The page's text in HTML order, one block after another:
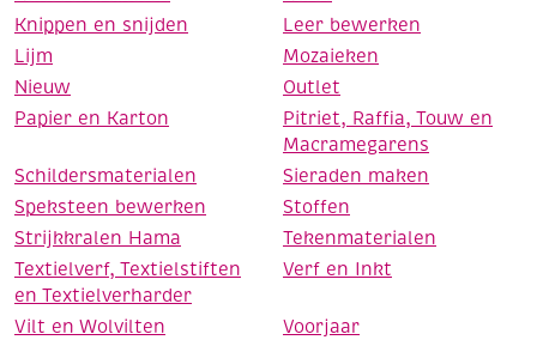
Knippen en snijden
Leer bewerken
Lijm
Mozaieken
Nieuw
Outlet
Papier en Karton
Pitriet, Raffia, Touw en
Macramegarens
Schildersmaterialen
Sieraden maken
Speksteen bewerken
Stoffen
Strijkkralen Hama
Tekenmaterialen
Textielverf, Textielstiften
en Textielverharder
Verf en Inkt
Vilt en Wolvilten
Voorjaar